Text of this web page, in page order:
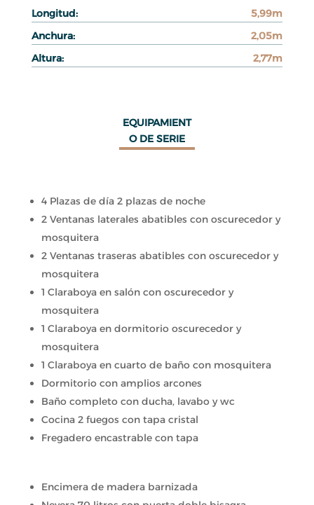
Longitud:
5,99m
Anchura:
2,05m
Altura:
2,77m
EQUIPAMIENT
O DE SERIE
4 Plazas de día 2 plazas de noche
2 Ventanas laterales abatibles con oscurecedor y
mosquitera
2 Ventanas traseras abatibles con oscurecedor y
mosquitera
1 Claraboya en salón con oscurecedor y
mosquitera
1 Claraboya en dormitorio oscurecedor y
mosquitera
1 Claraboya en cuarto de baño con mosquitera
Dormitorio con amplios arcones
Baño completo con ducha, lavabo y wc
Cocina 2 fuegos con tapa cristal
Fregadero encastrable con tapa
Encimera de madera barnizada